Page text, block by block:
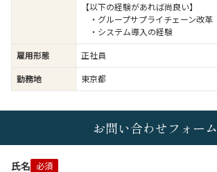
【以下の経験があれば尚良い】
・グループサプライチェーン改革
・システム導入の経験
雇用形態
正社員
勤務地
東京都
お問い合わせフォーム
氏名 必須